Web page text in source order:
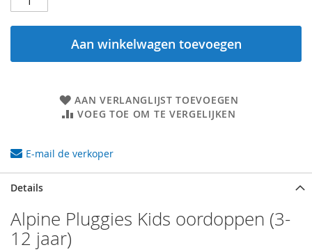
Aan winkelwagen toevoegen
AAN VERLANGLIJST TOEVOEGEN
VOEG TOE OM TE VERGELIJKEN
E-mail de verkoper
Details
Alpine Pluggies Kids oordoppen (3-
12 jaar)